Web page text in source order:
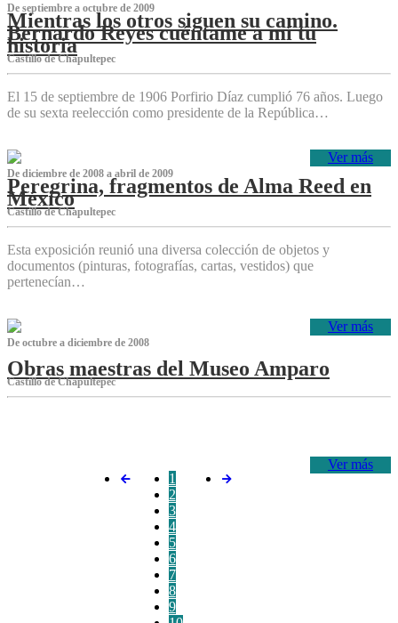
De septiembre a octubre de 2009
Mientras los otros siguen su camino.
Bernardo Reyes cuéntame a mí tu
historia
Castillo de Chapultepec
El 15 de septiembre de 1906 Porfirio Díaz cumplió 76 años. Luego
de su sexta reelección como presidente de la República…
Ver más
De diciembre de 2008 a abril de 2009
Peregrina, fragmentos de Alma Reed en
México
Castillo de Chapultepec
Esta exposición reunió una diversa colección de objetos y
documentos (pinturas, fotografías, cartas, vestidos) que
pertenecían…
Ver más
De octubre a diciembre de 2008
Obras maestras del Museo Amparo
Castillo de Chapultepec
Ver más
1
2
3
4
5
6
7
8
9